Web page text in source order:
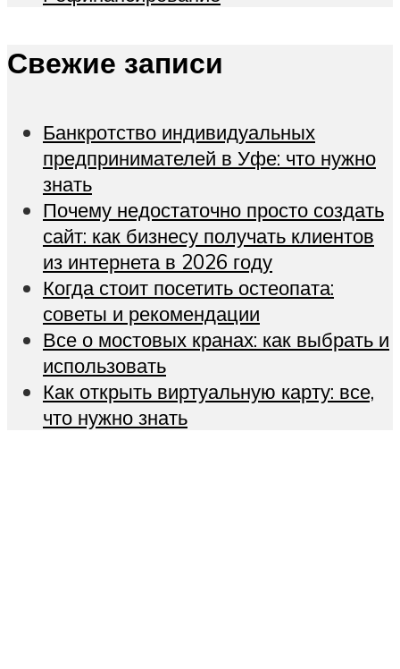
Свежие записи
Банкротство индивидуальных
предпринимателей в Уфе: что нужно
знать
Почему недостаточно просто создать
сайт: как бизнесу получать клиентов
из интернета в 2026 году
Когда стоит посетить остеопата:
советы и рекомендации
Все о мостовых кранах: как выбрать и
использовать
Как открыть виртуальную карту: все,
что нужно знать